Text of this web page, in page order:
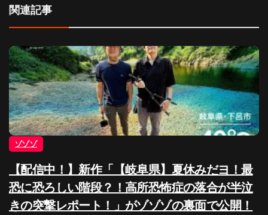
関連記事
ゾゾゾ
【配信中！】新作「【岐阜県】夏休みだヨ！最
恐に恐ろしい階段？！高所恐怖症の落合が半泣
きの突撃レポート！」がゾゾゾの裏面で公開！